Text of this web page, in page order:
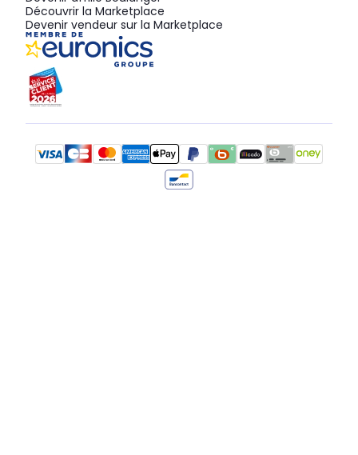
Découvrir la Marketplace
Devenir vendeur sur la Marketplace